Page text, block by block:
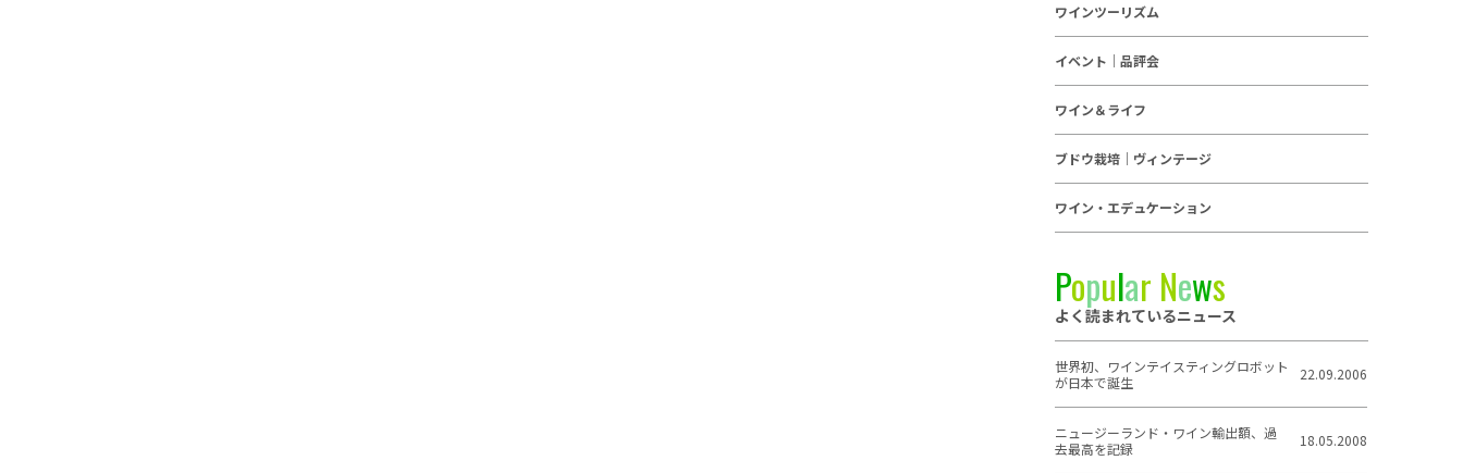
ワインツーリズム
イベント｜品評会
ワイン＆ライフ
ブドウ栽培｜ヴィンテージ
ワイン・エデュケーション
Popular News
よく読まれているニュース
世界初、ワインテイスティングロボット
が日本で誕生
22.09.2006
ニュージーランド・ワイン輸出額、過
去最高を記録
18.05.2008